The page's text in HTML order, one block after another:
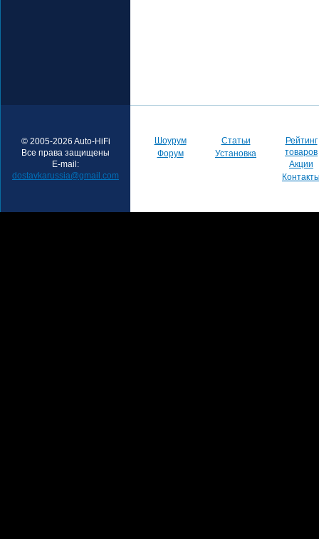
© 2005-2026 Auto-HiFi
Все права защищены
E-mail:
dostavkarussia@gmail.com
Шоурум
Форум
Статьи
Установка
Рейтинг
товаров
Акции